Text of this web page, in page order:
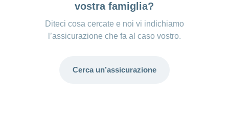
vostra famiglia?
Diteci cosa cercate e noi vi indichiamo
l’assicurazione che fa al caso vostro.
Cerca un’assicurazione